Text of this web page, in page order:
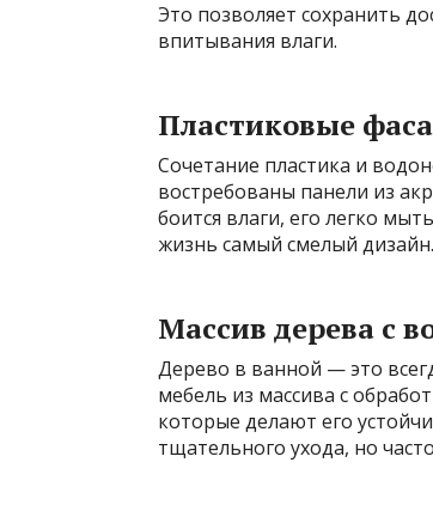
Это позволяет сохранить
впитывания влаги.
Пластиковые
Сочетание пластика и
востребованы панели из
боится влаги, его легко
жизнь самый смелый дизайн.
Массив дерева с
Дерево в ванной — это
мебель из массива с
которые делают его
тщательного ухода, но